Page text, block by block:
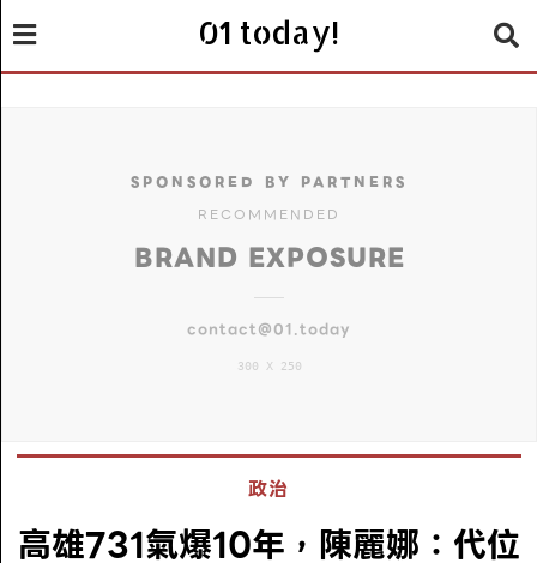
01 today!
SPONSORED BY PARTNERS
RECOMMENDED
BRAND EXPOSURE
contact@01.today
300 X 250
政治
高雄731氣爆10年，陳麗娜：代位